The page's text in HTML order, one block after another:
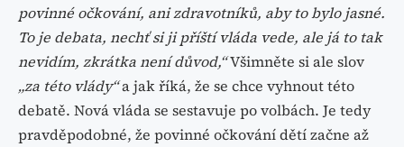
povinné očkování, ani zdravotníků, aby to bylo jasné.
To je debata, nechť si ji příští vláda vede, ale já to tak
nevidím, zkrátka není důvod,“Všimněte si ale slov
„za této vlády“a jak říká, že se chce vyhnout této
debatě. Nová vláda se sestavuje po volbách. Je tedy
pravděpodobné, že povinné očkování dětí začne až